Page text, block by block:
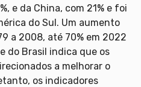
e da China, com 21% e foi
do Sul. Um aumento
a 2008, até 70% em 2022
do Brasil indica que os
a melhorar o
os indicadores